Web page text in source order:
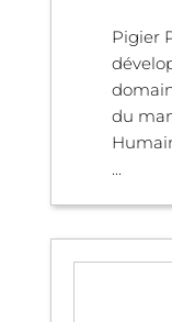
Pigier
du
...